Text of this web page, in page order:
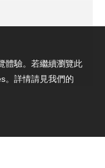
體驗。若繼續瀏覽此
。詳情請見我們的